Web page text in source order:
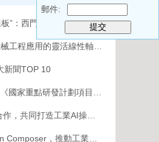
從“中國實踐”到“全球樣板”：西門子 Mendix 重構跨國工廠數字化新范式
新聞TOP 10
郵件: